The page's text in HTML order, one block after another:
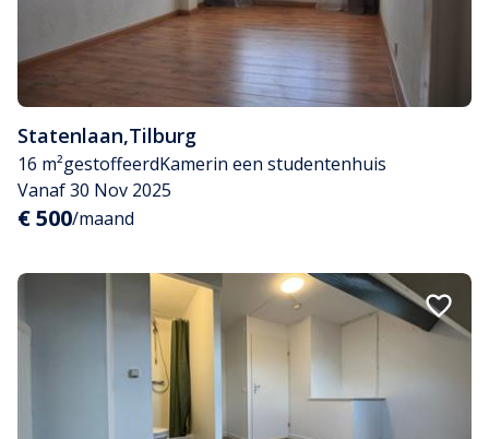
Statenlaan,Tilburg
16 m²gestoffeerdKamerin een studentenhuis
Vanaf 30 Nov 2025
€ 500/maand